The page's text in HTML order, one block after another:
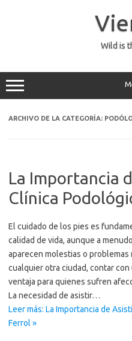
Wild is
ARCHIVO DE LA CATEGORÍA:
La Importancia
Clínica
El cuidado de los pies es
calidad de vida, aunque a
aparecen molestias o problemas
cualquier otra ciudad, contar
ventaja para quienes sufren
La necesidad de asistir…
Leer más: La Importancia de
Ferrol »